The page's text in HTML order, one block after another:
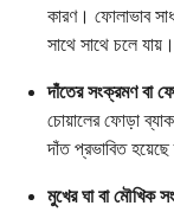
কারণ। ফোলাভাব
সাথে সাথে চলে যায়।
দাঁতের সংক্রমণ বা
চোয়ালের ফোড়া
দাঁত প্রভাবিত
মুখের ঘা বা মৌখিক